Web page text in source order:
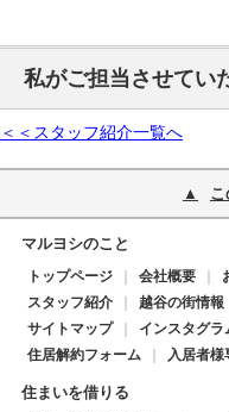
私がご担当させてい
＜＜スタッフ紹介一覧へ
マルヨシのこと
トップページ 会社概要
スタッフ紹介
越谷の街情報
サイトマップ
インスタグラ
住居解約フォーム
入居者様
住まいを借りる